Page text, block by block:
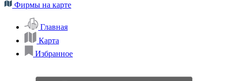
Фирмы на карте
Главная
Карта
Избранное